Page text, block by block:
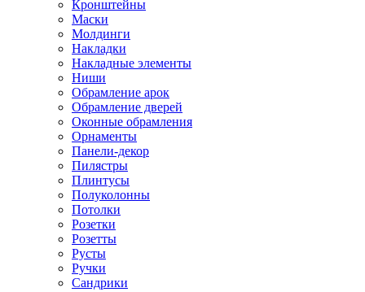
Кронштейны
Маски
Молдинги
Накладки
Накладные элементы
Ниши
Обрамление арок
Обрамление дверей
Оконные обрамления
Орнаменты
Панели-декор
Пилястры
Плинтусы
Полуколонны
Потолки
Розетки
Розетты
Русты
Ручки
Сандрики